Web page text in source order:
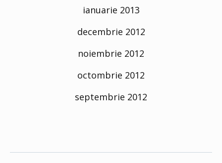
ianuarie 2013
decembrie 2012
noiembrie 2012
octombrie 2012
septembrie 2012